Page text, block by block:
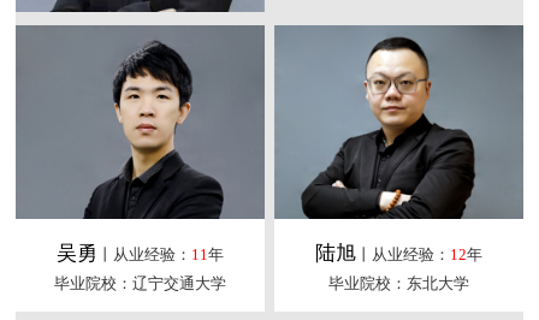
吴勇 丨从业经验： 11年
毕业院校：辽宁交通大学
陆旭丨从业经验： 12年
毕业院校：东北大学